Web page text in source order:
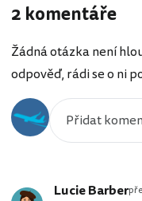
2 komentáře
Žádná otázka není
odpověď, rádi se o ni
Lucie Barber